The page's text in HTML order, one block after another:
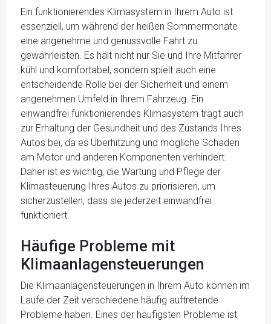
Ein funktionierendes Klimasystem in Ihrem Auto ist
essenziell, um während der heißen Sommermonate
eine angenehme und genussvolle Fahrt zu
gewährleisten. Es hält nicht nur Sie und Ihre Mitfahrer
kühl und komfortabel, sondern spielt auch eine
entscheidende Rolle bei der Sicherheit und einem
angenehmen Umfeld in Ihrem Fahrzeug. Ein
einwandfrei funktionierendes Klimasystem trägt auch
zur Erhaltung der Gesundheit und des Zustands Ihres
Autos bei, da es Überhitzung und mögliche Schäden
am Motor und anderen Komponenten verhindert.
Daher ist es wichtig, die Wartung und Pflege der
Klimasteuerung Ihres Autos zu priorisieren, um
sicherzustellen, dass sie jederzeit einwandfrei
funktioniert.
Häufige Probleme mit
Klimaanlagensteuerungen
Die Klimaanlagensteuerungen in Ihrem Auto können im
Laufe der Zeit verschiedene häufig auftretende
Probleme haben. Eines der häufigsten Probleme ist